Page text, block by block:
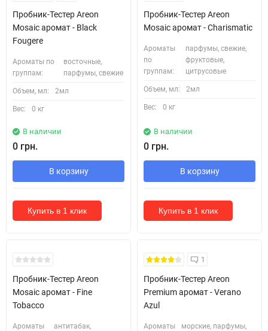
Пробник-Тестер Areon
Mosaic аромат - Black
Fougere
Ароматы по
группам:
восточные,
парфумы, свежие
Объем, мл: 2мл
Вес: 0 кг
В наличии
0 грн.
В корзину
Купить в 1 клик
Пробник-Тестер Areon
Mosaic аромат - Charismatic
Ароматы
по
группам:
парфумы, свежие,
фруктовые,
цитрусовые
Объем, мл: 2мл
Вес: 0 кг
В наличии
0 грн.
В корзину
Купить в 1 клик
Кожні 1500₴ чеку = 1 тестер
Пробник-Тестер Areon
Mosaic аромат - Fine
Tobacco
Ароматы
антитабак,
Кожні 1500₴ чеку = 1 тестер
1
Пробник-Тестер Areon
Premium аромат - Verano
Azul
Ароматы
морские, парфумы,